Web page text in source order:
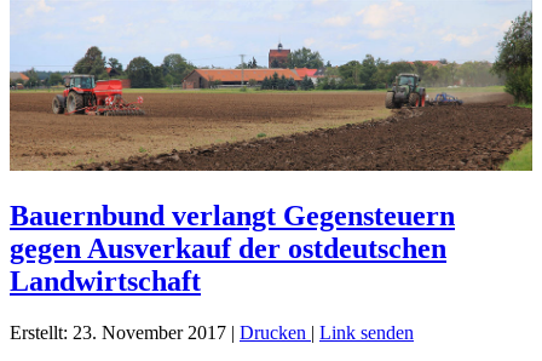
Bauernbund verlangt Gegensteuern
gegen Ausverkauf der ostdeutschen
Landwirtschaft
Erstellt: 23. November 2017 | Drucken | Link senden